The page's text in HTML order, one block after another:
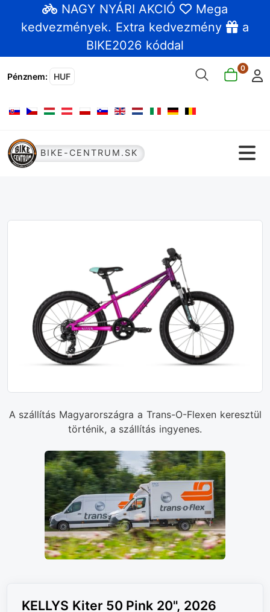
NAGY NYÁRI AKCIÓ
Mega
kedvezmények. Extra kedvezmény
a
BIKE2026 kóddal
Pénznem: HUF
0
Válasszon nyelvet
BIKE-CENTRUM.SK
A szállítás Magyarországra a Trans-O-Flexen keresztül
történik, a szállítás ingyenes.
KELLYS Kiter 50 Pink 20", 2026